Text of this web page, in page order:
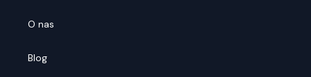
O nas
Blog